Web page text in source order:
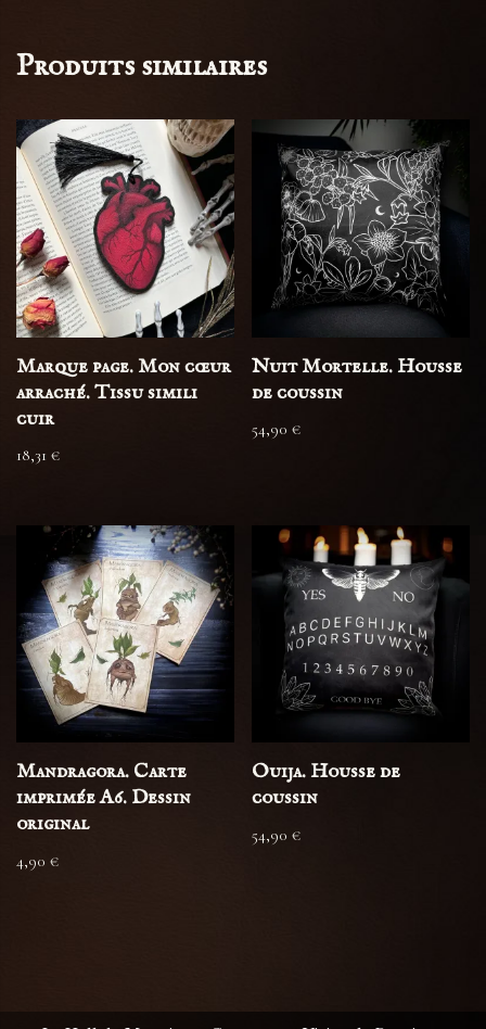
Produits similaires
Marque page. Mon cœur
arraché. Tissu simili
cuir
18,31 €
Nuit Mortelle. Housse
de coussin
54,90€
Mandragora. Carte
imprimée A6. Dessin
original
4,90 €
Ouija. Housse de
coussin
54,90€